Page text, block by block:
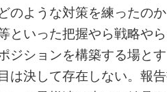
のような対策を練ったの
といった把握やら戦略や
ジションを構築する場と
は決して存在しない。報